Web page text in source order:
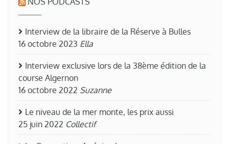
Interview de la libraire de la Réserve à Bulles
16 octobre 2023 Ella
Interview exclusive lors de la 38ème édition de la
course Algernon
16 octobre 2022 Suzanne
Le niveau de la mer monte, les prix aussi
25 juin 2022 Collectif